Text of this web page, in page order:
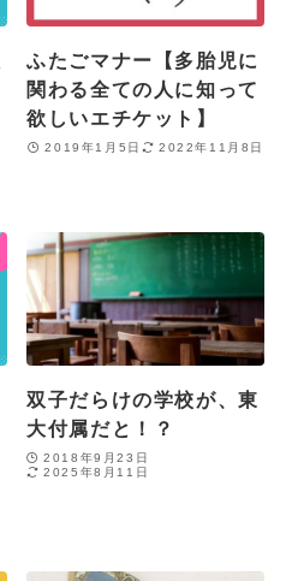
ふたごマナー【多胎児に
関わる全ての人に知って
欲しいエチケット】
2019年1月5日 2022年11月8日
双子だらけの学校が、東
大付属だと！？
2018年9月23日
2025年8月11日